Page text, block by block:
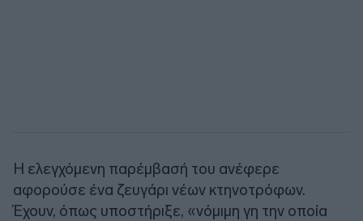
Η ελεγχόμενη παρέμβασή του ανέφερε
αφορούσε ένα ζευγάρι νέων κτηνοτρόφων.
Έχουν, όπως υποστήριξε, «νόμιμη γη την οποία